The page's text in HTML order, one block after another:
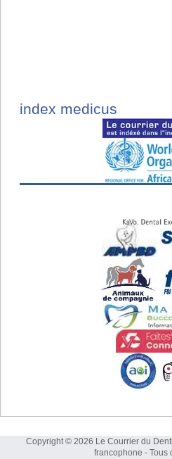
index medicus
Copyright © 2026 Le Courrier du
francophone - Tous